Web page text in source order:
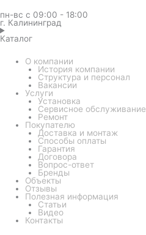
пн-вс с 09:00 - 18:00
г. Калининград
Каталог
О компании
История компании
Структура и персонал
Вакансии
Услуги
Установка
Сервисное обслуживание
Ремонт
Покупателю
Доставка и монтаж
Способы оплаты
Гарантия
Договора
Вопрос-ответ
Бренды
Объекты
Отзывы
Полезная информация
Статьи
Видео
Контакты